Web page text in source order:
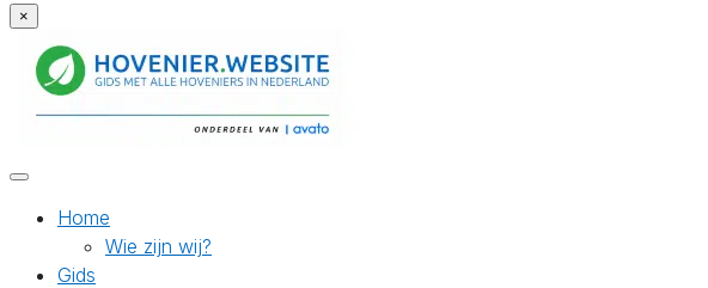
×
Home
Wie zijn wij?
Gids